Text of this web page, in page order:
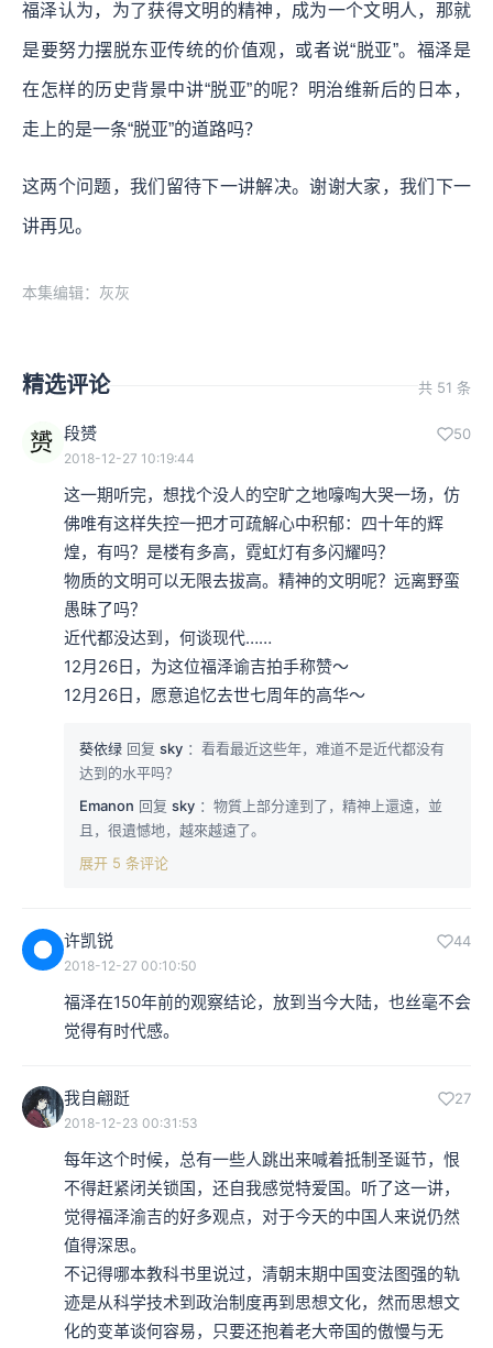
福泽认为，为了获得文明的精神，成为一个文明人，那就
是要努力摆脱东亚传统的价值观，或者说“脱亚”。福泽是
在怎样的历史背景中讲“脱亚”的呢？明治维新后的日本，
走上的是一条“脱亚”的道路吗？
这两个问题，我们留待下一讲解决。谢谢大家，我们下一
讲再见。
本集编辑：灰灰
精选评论 共 51 条
段赟 50
2018-12-27 10:19:44
这一期听完，想找个没人的空旷之地嚎啕大哭一场，仿
佛唯有这样失控一把才可疏解心中积郁：四十年的辉
煌，有吗？是楼有多高，霓虹灯有多闪耀吗？
物质的文明可以无限去拔高。精神的文明呢？远离野蛮
愚昧了吗？
近代都没达到，何谈现代……
12月26日，为这位福泽谕吉拍手称赞～
12月26日，愿意追忆去世七周年的高华～
葵依绿 回复 sky ：看看最近这些年，难道不是近代都没有
达到的水平吗？
Emanon 回复 sky ：物質上部分達到了，精神上還遠，並
且，很遺憾地，越來越遠了。
展开 5 条评论
许凯锐 44
2018-12-27 00:10:50
福泽在150年前的观察结论，放到当今大陆，也丝毫不会
觉得有时代感。
我自翩跹 27
2018-12-23 00:31:53
每年这个时候，总有一些人跳出来喊着抵制圣诞节，恨
不得赶紧闭关锁国，还自我感觉特爱国。听了这一讲，
觉得福泽渝吉的好多观点，对于今天的中国人来说仍然
值得深思。
不记得哪本教科书里说过，清朝末期中国变法图强的轨
迹是从科学技术到政治制度再到思想文化，然而思想文
化的变革谈何容易，只要还抱着老大帝国的傲慢与无